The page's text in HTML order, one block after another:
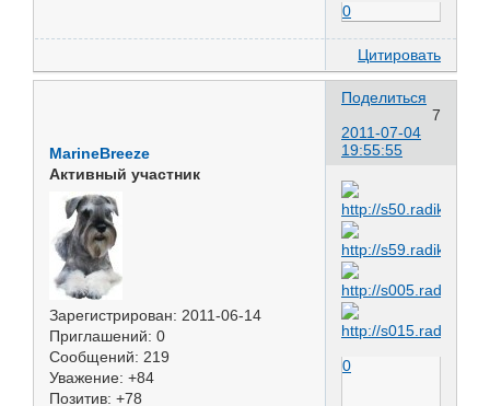
0
Цитировать
Поделиться
7
2011-07-04
19:55:55
MarineBreeze
Активный участник
Зарегистрирован: 2011-06-14
Приглашений: 0
Сообщений: 219
Уважение: +84
Позитив: +78
0